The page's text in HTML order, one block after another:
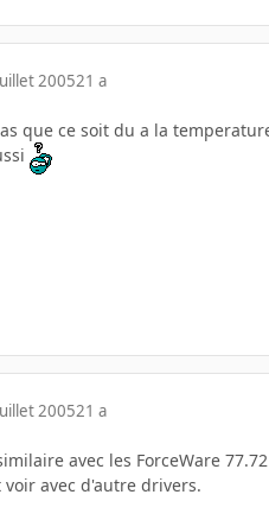
200521 a
que ce soit du a la
200521 a
avec les ForceWare
avec d'autre drivers.